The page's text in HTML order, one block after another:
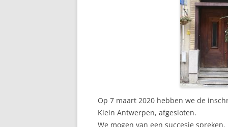
“NIEUWS” UIT 2016
“NIEUWS” UIT 2019
“NIEUWS” UIT 2020
“NIEUWS” UIT 2021
Op 7 maart 2020 hebben we de
Klein Antwerpen, afgesloten.
We mogen van een succesje